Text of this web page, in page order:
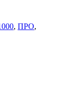
, ПРО,